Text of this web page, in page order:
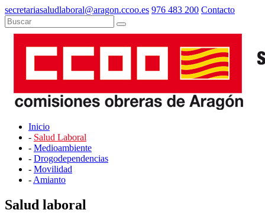
secretariasaludlaboral@aragon.ccoo.es 976 483 200 Contacto
Inicio
- Salud Laboral
- Medioambiente
- Drogodependencias
- Movilidad
- Amianto
Salud laboral